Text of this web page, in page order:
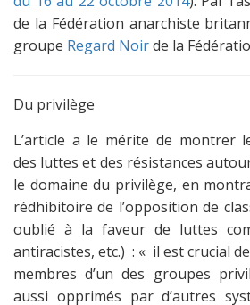
de la Fédération anarchiste
groupe Regard Noirde la
Du privilège
L’article a le mérite de montrer
des luttes et des résistances
le domaine du privilège, en
rédhibitoire de l’opposition de
oublié à la faveur de luttes
antiracistes, etc.) : « il est crucial
membres d’un des groupes
aussi opprimés par d’autres